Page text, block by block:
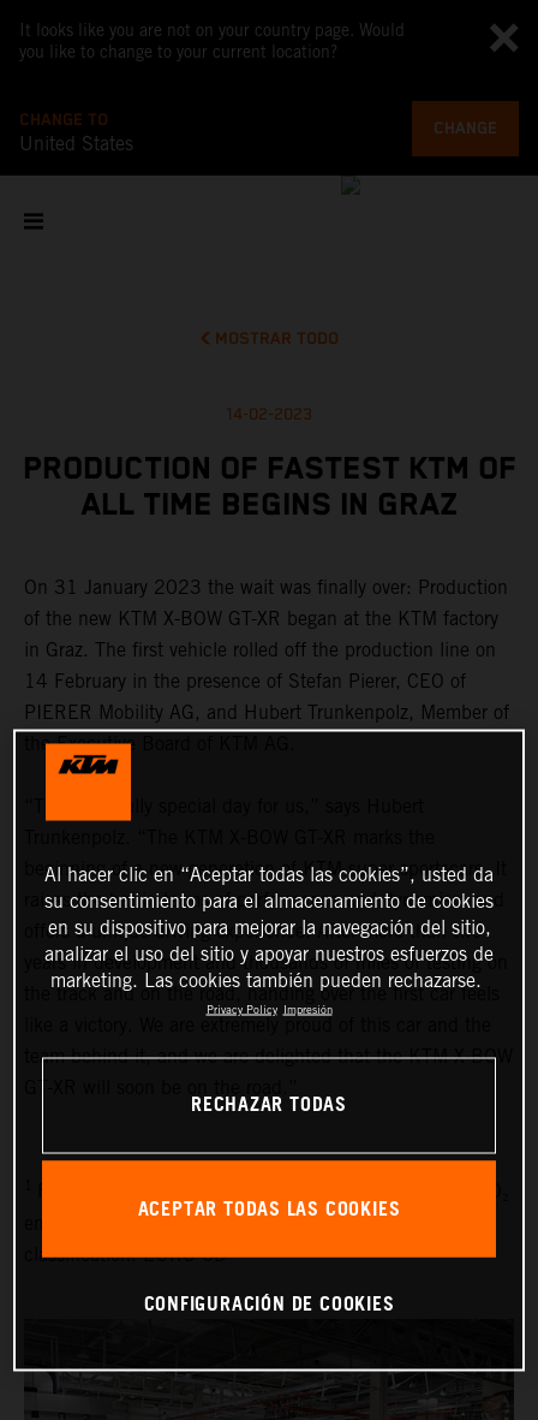
It looks like you are not on your country page. Would
you like to change to your current location?
CHANGE TO
United States
CHANGE
MOSTRAR TODO
14-02-2023
PRODUCTION OF FASTEST KTM OF
ALL TIME BEGINS IN GRAZ
On 31 January 2023 the wait was finally over: Production
of the new KTM X-BOW GT-XR began at the KTM factory
in Graz. The first vehicle rolled off the production line on
14 February in the presence of Stefan Pierer, CEO of
PIERER Mobility AG, and Hubert Trunkenpolz, Member of
the Executive Board of KTM AG.
beginning of a new generation of KTM super sportscars. It
raises the bar in terms of performance and dynamism and
offers a unique driving experience. After more than two
years in development and thousands of miles of testing on
the track and on the road, handing over the first car feels
team behind it, and we are delighted that the KTM X-BOW
emissions combined (WLTP): 214 g/km, emissions
classification: EURO 6D
Al hacer clic en “Aceptar todas las cookies”, usted da
su consentimiento para el almacenamiento de cookies
en su dispositivo para mejorar la navegación del sitio,
analizar el uso del sitio y apoyar nuestros esfuerzos de
marketing. Las cookies también pueden rechazarse.
Privacy Policy Impresión
RECHAZAR TODAS
ACEPTAR TODAS LAS COOKIES
CONFIGURACIÓN DE COOKIES